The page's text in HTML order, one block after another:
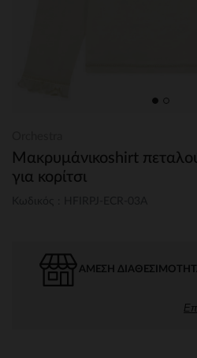
Μακρυμάνικοshirt
για κορίτσι
ΆΜΕΣΗ